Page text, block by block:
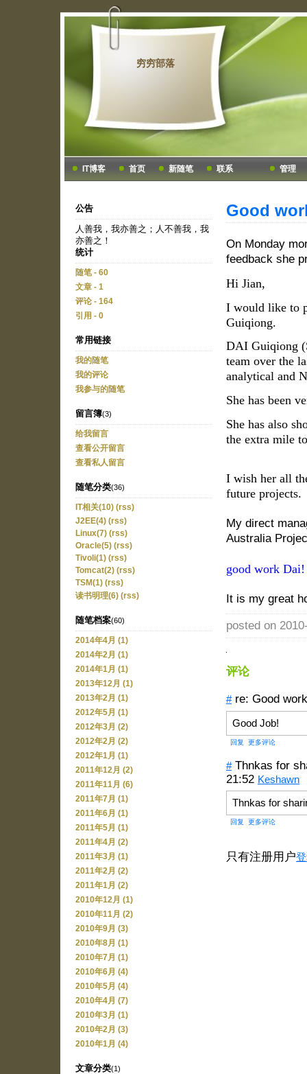
穷穷部落
IT博客 首页 新随笔 联系 管理
公告
人善我，我亦善之；人不善我，我
亦善之！
统计
随笔 - 60
文章 - 1
评论 - 164
引用 - 0
常用链接
我的随笔
我的评论
我参与的随笔
留言簿(3)
给我留言
查看公开留言
查看私人留言
随笔分类(36)
IT相关(10) (rss)
J2EE(4) (rss)
Linux(7) (rss)
Oracle(5) (rss)
Tivoli(1) (rss)
Tomcat(2) (rss)
TSM(1) (rss)
读书明理(6) (rss)
随笔档案(60)
2014年4月 (1)
2014年2月 (1)
2014年1月 (1)
2013年12月 (1)
2013年2月 (1)
2012年5月 (1)
2012年3月 (2)
2012年2月 (2)
2012年1月 (1)
2011年12月 (2)
2011年11月 (6)
2011年7月 (1)
2011年6月 (1)
2011年5月 (1)
2011年4月 (2)
2011年3月 (1)
2011年2月 (2)
2011年1月 (2)
2010年12月 (1)
2010年11月 (2)
2010年9月 (3)
2010年8月 (1)
2010年7月 (1)
2010年6月 (4)
2010年5月 (4)
2010年4月 (7)
2010年3月 (1)
2010年2月 (3)
2010年1月 (4)
文章分类(1)
Good
On Monday
feedback she
Hi Jian,
I would like to
Guiqiong.
DAI Guiqiong
team over the
analytical and
She has been
She has also
the extra mile
I wish her all
future projects.
My direct
Australia
good work Dai!
It is my great
posted on
评论
# re: Good
Good Job!
回复 更多评论
# Thnkas for
21:52 Keshawn
Thnkas for
回复 更多评论
只有注册用户